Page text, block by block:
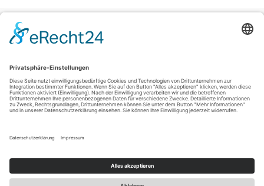
Impressum|Datenschutzerklärung|Barrierefreiheitserklärung|
Kontakt
Sauerland-Tourismus e.V.